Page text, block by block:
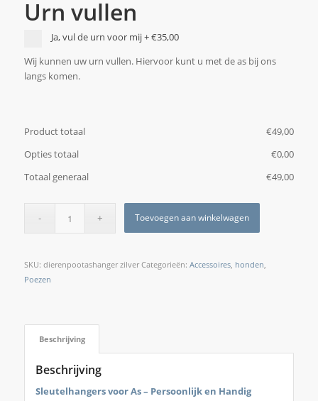
Urn vullen
Ja, vul de urn voor mij+€35,00
Wij kunnen uw urn vullen. Hiervoor kunt u met de as bij ons
langs komen.
Product totaal €‎49,00
Opties totaal
€‎0,00
Totaal generaal
€‎49,00
Toevoegen aan winkelwagen
SKU: dierenpootashanger zilver Categorieën: Accessoires, honden
Poezen
Beschrijving
Beschrijving
Sleutelhangers voor As – Persoonlijk en Handig